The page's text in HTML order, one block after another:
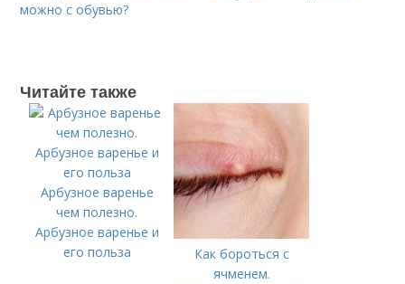
можно с обувью?
Читайте также
Арбузное варенье
чем полезно.
Арбузное варенье и
его польза
Как бороться с
ячменем.